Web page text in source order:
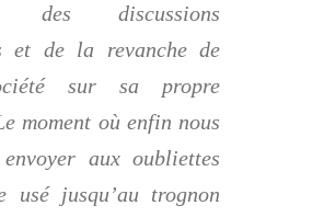
des discussions
et de la revanche de
sur sa propre
moment où enfin nous
aux oubliettes
usé jusqu’au trognon